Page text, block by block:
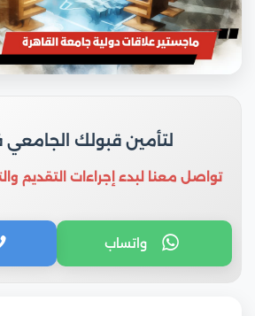
لتأمين قبولك
تواصل معنا لبدء إجراءات التقديم
واتساب